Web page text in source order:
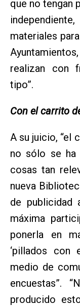
que no tengan
materiales
realizan con
tipo”.
Con el carrito
A su juicio, “el
no sólo se ha
cosas tan
nueva
de publicidad
máxima
ponerla en
‘pillados con
medio de
encuestas”.
producido